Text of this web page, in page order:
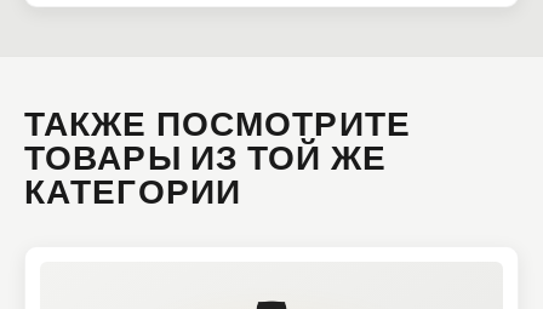
ТАКЖЕ ПОСМОТРИТЕ
ТОВАРЫ ИЗ ТОЙ ЖЕ
КАТЕГОРИИ